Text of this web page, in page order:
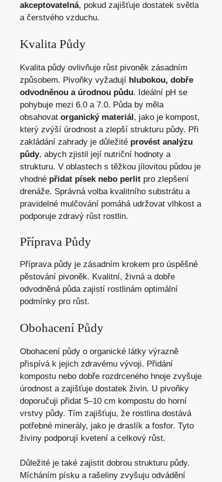
akceptovatelná, pokud zajišťuje dostatek světla
a čerstvého vzduchu.
Kvalita Půdy
Kvalita půdy ovlivňuje růst pivoněk zásadním
způsobem. Pivoňky vyžadují hlubokou, dobře
odvodněnou a úrodnou půdu. Ideální pH se
pohybuje mezi 6.0 a 7.0. Půda by měla
obsahovat organický materiál, jako je kompost,
který zvýší úrodnost a zlepší strukturu půdy. Při
zakládání zahrady je důležité provést analýzu
půdy, abych zjistil její nutriční hodnoty a
strukturu. V oblastech s těžkou jílovitou půdou je
vhodné přidat písek nebo perlit pro zlepšení
drenáže. Správná volba kvalitního substrátu a
pravidelné mulčování pomáhá udržovat vlhkost a
podporuje zdravý růst rostlin.
Příprava Půdy
Příprava půdy je zásadním krokem pro úspěšné
pěstování pivoněk. Kvalitní, živná a dobře
odvodněná půda zajistí rostlinám optimální
podmínky pro růst.
Obohacení Půdy
Obohacení půdy o organické látky výrazně
přispívá k jejich zdravému vývoji. Přidání
kompostu nebo dobře rozdrceného hnoje zvyšuje
úrodnost a zajišťuje dostatek živin. U pivoňky
doporučuji přidat 5–10 cm kompostu do horní
vrstvy půdy. Tím zajišťuju, že rostlina dostává
potřebné minerály, jako je draslík a fosfor. Tyto
živiny podporují kvetení a celkový růst.
Důležité je také zajistit dobrou strukturu půdy.
Mícháním písku a rašeliny zvyšuju odvádění